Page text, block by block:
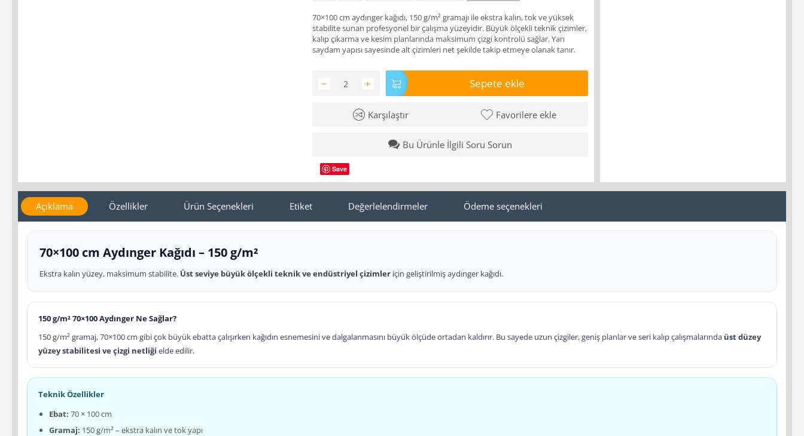
70×100 cm aydınger kağıdı, 150 g/m² gramajı ile ekstra kalın, tok ve yüksek
stabilite sunan profesyonel bir çalışma yüzeyidir. Büyük ölçekli teknik çizimler,
kalıp çıkarma ve kesim planlarında maksimum çizgi kontrolü sağlar. Yarı
saydam yapısı sayesinde alt çizimleri net şekilde takip etmeye olanak tanır.
+
− Sepete ekle
Karşılaştır Favorilere ekle
Bu Ürünle İlgili Soru Sorun
Save
Açıklama Özellikler Ürün Seçenekleri Etiket Değerlelendirmeler Ödeme seçenekleri
70×100 cm Aydınger Kağıdı – 150 g/m²
Ekstra kalın yüzey, maksimum stabilite. Üst seviye büyük ölçekli teknik ve endüstriyel çizimler için geliştirilmiş aydınger kağıdı.
150 g/m² 70×100 Aydınger Ne Sağlar?
150 g/m² gramaj, 70×100 cm gibi çok büyük ebatta çalışırken kağıdın esnemesini ve dalgalanmasını büyük ölçüde ortadan kaldırır. Bu sayede uzun çizgiler, geniş planlar ve seri kalıp çalışmalarında üst düzey
yüzey stabilitesi ve çizgi netliği elde edilir.
Teknik Özellikler
Ebat: 70 × 100 cm
Gramaj: 150 g/m² – ekstra kalın ve tok yapı